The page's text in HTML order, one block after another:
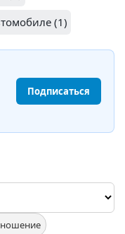
(1)
Подписаться